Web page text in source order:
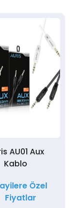
AU01 Aux
Kablo
Özel
Fiyatlar